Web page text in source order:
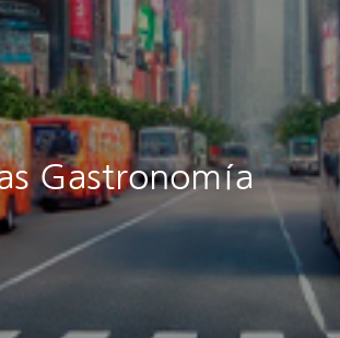
Gastronomía